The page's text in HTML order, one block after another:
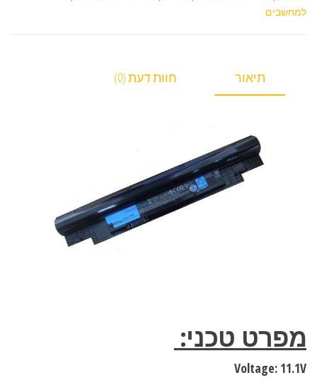
למחשבים
תיאור חוות דעת (0)
מפרט טכני:
Voltage: 11.1V